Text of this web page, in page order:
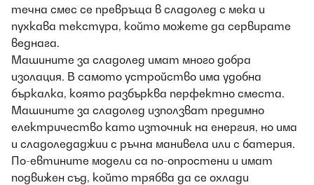
течна смес се превръща в сладолед с мека и
пухкава текстура, който можете да сервирате
веднага.
Машините за сладолед имат много добра
изолация. В самото устройство има удобна
бъркалка, която разбърква перфектно сместа.
Машините за сладолед използват предимно
електричество като източник на енергия, но има
и сладоледаджии с ръчна манивела или с батерия.
По-евтините модели са по-опростени и имат
подвижен съд, който трябва да се охлади